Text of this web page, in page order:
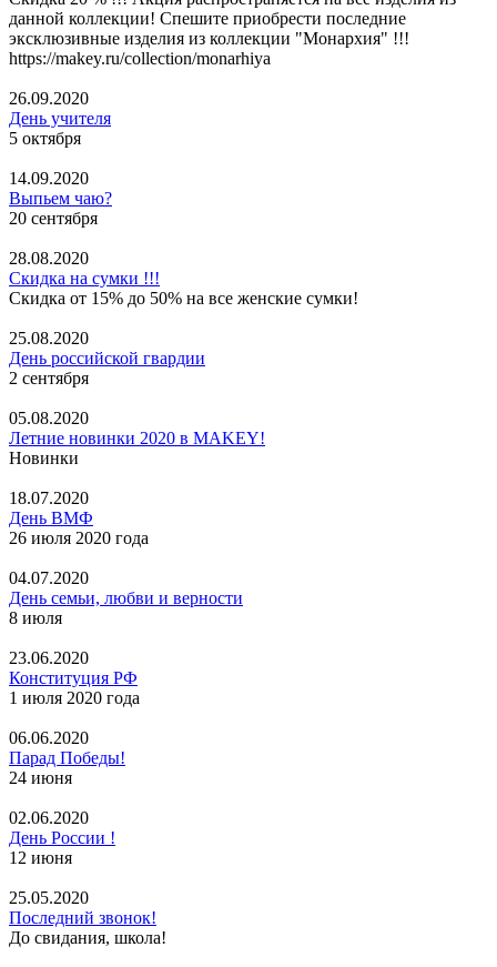
данной коллекции! Спешите приобрести последние
эксклюзивные изделия из коллекции "Монархия" !!!
https://makey.ru/collection/monarhiya
26.09.2020
День учителя
5 октября
14.09.2020
Выпьем чаю?
20 сентября
28.08.2020
Скидка на сумки !!!
Скидка от 15% до 50% на все женские сумки!
25.08.2020
День российской гвардии
2 сентября
05.08.2020
Летние новинки 2020 в MAKEY!
Новинки
18.07.2020
День ВМФ
26 июля 2020 года
04.07.2020
День семьи, любви и верности
8 июля
23.06.2020
Конституция РФ
1 июля 2020 года
06.06.2020
Парад Победы!
24 июня
02.06.2020
День России !
12 июня
25.05.2020
Последний звонок!
До свидания, школа!